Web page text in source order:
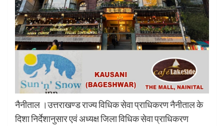
नैनीताल ।उत्तराखण्ड राज्य विधिक सेवा प्राधिकरण नैनीताल के
दिशा निर्देशानुसार एवं अध्यक्ष जिला विधिक सेवा प्राधिकरण